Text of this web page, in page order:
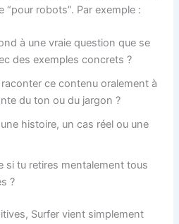
robots”. Par exemple :
à une vraie question que se
des exemples concrets ?
ce contenu oralement à
du ton ou du jargon ?
histoire, un cas réel ou une
si tu retires mentalement tous
?
Surfer vient simplement